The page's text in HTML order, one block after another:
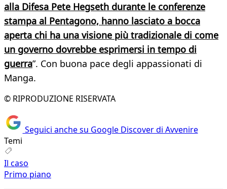
alla Difesa Pete Hegseth durante le conferenze
stampa al Pentagono, hanno lasciato a bocca
aperta chi ha una visione più tradizionale di come
un governo dovrebbe esprimersi in tempo di
guerra”. Con buona pace degli appassionati di
Manga.
© RIPRODUZIONE RISERVATA
Seguici anche su Google Discover di Avvenire
Temi
Il caso
Primo piano